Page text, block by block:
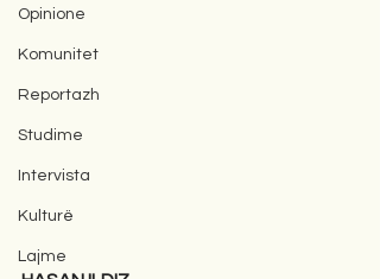
Opinione
Komunitet
Reportazh
Studime
Intervista
Kulturë
Lajme